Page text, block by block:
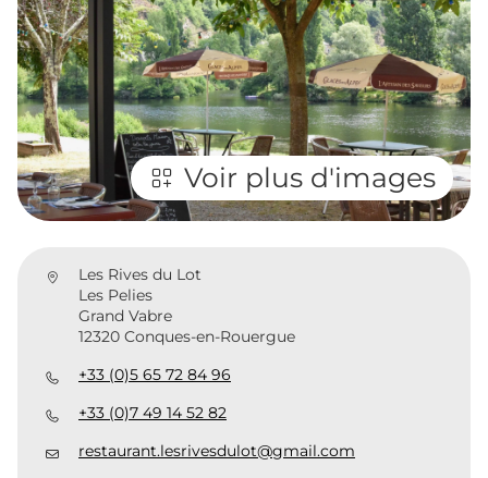
Voir plus d'images
Les Rives du Lot
Les Pelies
Grand Vabre
12320 Conques-en-Rouergue
+33 (0)5 65 72 84 96
+33 (0)7 49 14 52 82
restaurant.lesrivesdulot@gmail.com